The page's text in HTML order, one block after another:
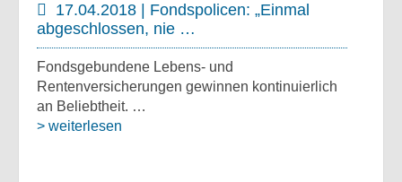
17.04.2018 | Fondspolicen: „Einmal
abgeschlossen, nie …
Fondsgebundene Lebens- und
Rentenversicherungen gewinnen kontinuierlich
an Beliebtheit. …
> weiterlesen